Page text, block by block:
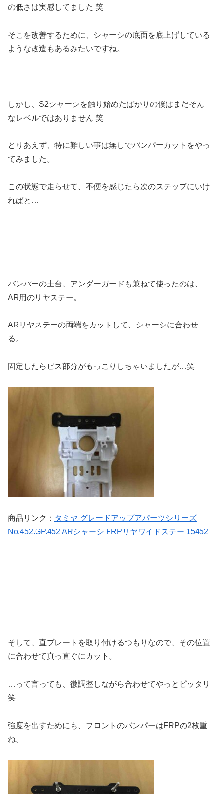
の低さは実感してました 笑
そこを改善するために、シャーシの底面を底上げしている
ような改造もあるみたいですね。
しかし、S2シャーシを触り始めたばかりの僕はまだそん
なレベルではありません 笑
とりあえず、特に難しい事は無しでバンパーカットをやっ
てみました。
この状態で走らせて、不便を感じたら次のステップにいけ
ればと…
バンパーの土台、アンダーガードも兼ねて使ったのは、
AR用のリヤステー。
ARリヤステーの両端をカットして、シャーシに合わせ
る。
固定したらビス部分がもっこりしちゃいましたが…笑
商品リンク： タミヤ グレードアップアパーツシリーズ
No.452.GP.452 ARシャーシ FRPリヤワイドステー 15452
そして、直プレートを取り付けるつもりなので、その位置
に合わせて真っ直ぐにカット。
…って言っても、微調整しながら合わせてやっとピッタリ
笑
強度を出すためにも、フロントのバンパーはFRPの2枚重
ね。